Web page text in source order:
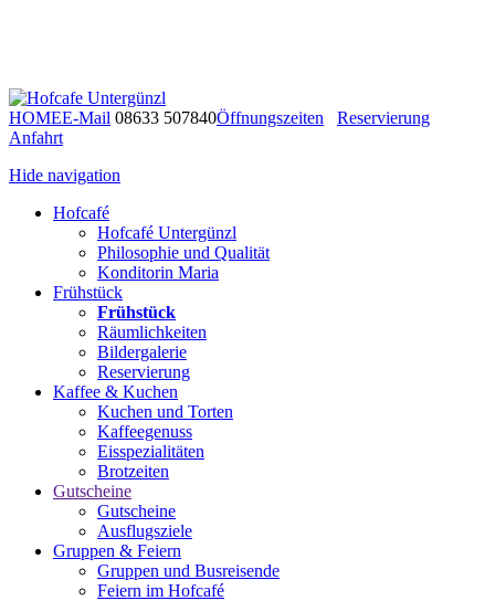
HOMEE-Mail 08633 507840Öffnungszeiten
Reservierung
Anfahrt
Hide navigation
Hofcafé
Hofcafé Untergünzl
Philosophie und Qualität
Konditorin Maria
Frühstück
Frühstück
Räumlichkeiten
Bildergalerie
Reservierung
Kaffee & Kuchen
Kuchen und Torten
Kaffeegenuss
Eisspezialitäten
Brotzeiten
Gutscheine
Gutscheine
Ausflugsziele
Gruppen & Feiern
Gruppen und Busreisende
Feiern im Hofcafé